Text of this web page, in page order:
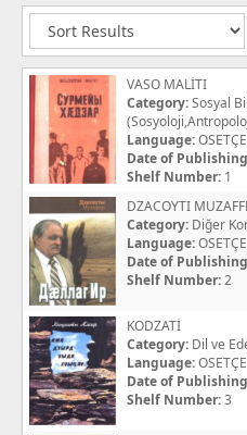
VASO MALİTI
Category:Sosyal
Language:OSETÇE
Date of
Shelf Number: 1
DZACOYTI
Category: Diğer
Language:OSETÇE
Date of
Shelf Number:2
KODZATİ
Category: Dil ve
Language:OSETÇE
Date of
Shelf Number:3